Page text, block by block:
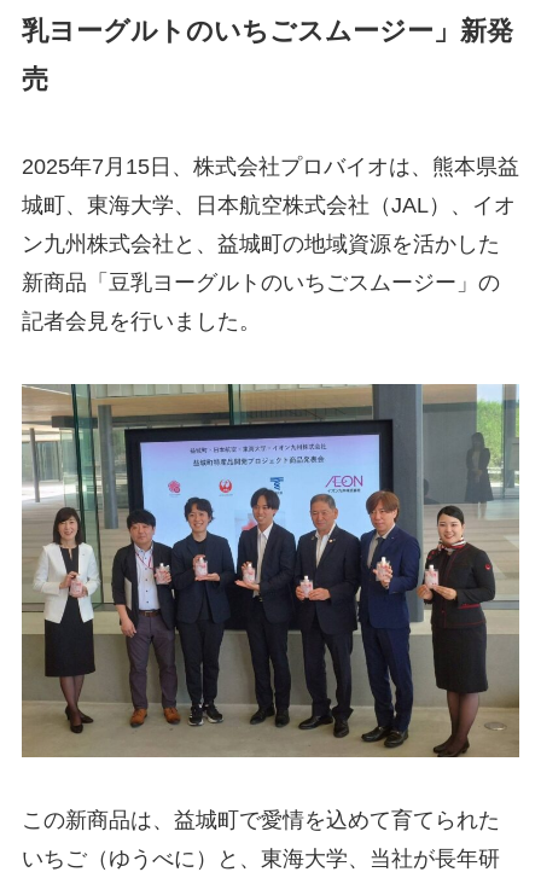
乳ヨーグルトのいちごスムージー」新発
売
2025年7月15日、株式会社プロバイオは、熊本県益
城町、東海大学、日本航空株式会社（JAL）、イオ
ン九州株式会社と、益城町の地域資源を活かした
新商品「豆乳ヨーグルトのいちごスムージー」の
記者会見を行いました。
この新商品は、益城町で愛情を込めて育てられた
いちご（ゆうべに）と、東海大学、当社が長年研